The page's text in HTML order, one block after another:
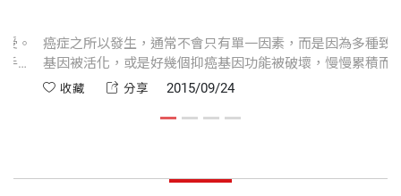
3-6 影響免疫力的因素有哪些？
第四章 自體免疫細胞療法全攻略
可能就是人體的免疫系統，但因為過去對免疫系統的
了解不多，所以無法得心應手的運用。隨著科學的進
截至目前為止，由於免疫系統十分複雜，因此免疫治
室養生六大招》、《潘懷宗健康隨身聽》（有聲
書）、《食在有健康2》、《57健康同學會破除關鍵5
印刷規格 套色
終於被醫學界所接受。
效、安全、主流的手
癌症之所以發生，通常不會只有單一因
基因被活化，或是好幾個抑癌基因功能
的結果。
收藏